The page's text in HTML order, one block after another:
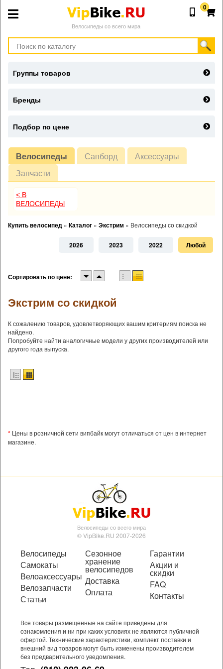
Велосипеды со всего мира
0
Велосипеды Сапборд
Аксессуары
Запчасти
< В
ВЕЛОСИПЕДЫ
Купить велосипед » Каталог » Экстрим » Велосипеды со скидкой
2026 2023 2022 Любой
Сортировать по цене:
Экстрим со скидкой
К сожалению товаров, удовлетворяющих вашим критериям поиска не
найдено.
Попробуйте найти аналогичные модели у других производителей или
другого года выпуска.
* Цены в розничной сети випбайк могут отличаться от цен в интернет
магазине.
Группы товаров
Бренды
Подбор по цене
Велосипеды со всего мира
© VipBike.RU 2007-2026
Велосипеды
Самокаты
Велоаксессуары
Велозапчасти
Статьи
Сезонное
хранение
велосипедов
Доставка
Оплата
Гарантии
Акции и
скидки
FAQ
Контакты
Все товары размещенные на сайте приведены для
ознакомления и ни при каких условиях не являются публичной
офертой. Технические характеристики, комплект поставки и
внешний вид товаров могут быть изменены производителем
без предварительного уведомления.